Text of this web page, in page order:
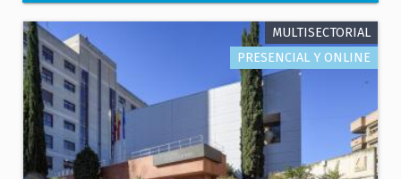
MULTISECTORIAL
PRESENCIAL Y ONLINE